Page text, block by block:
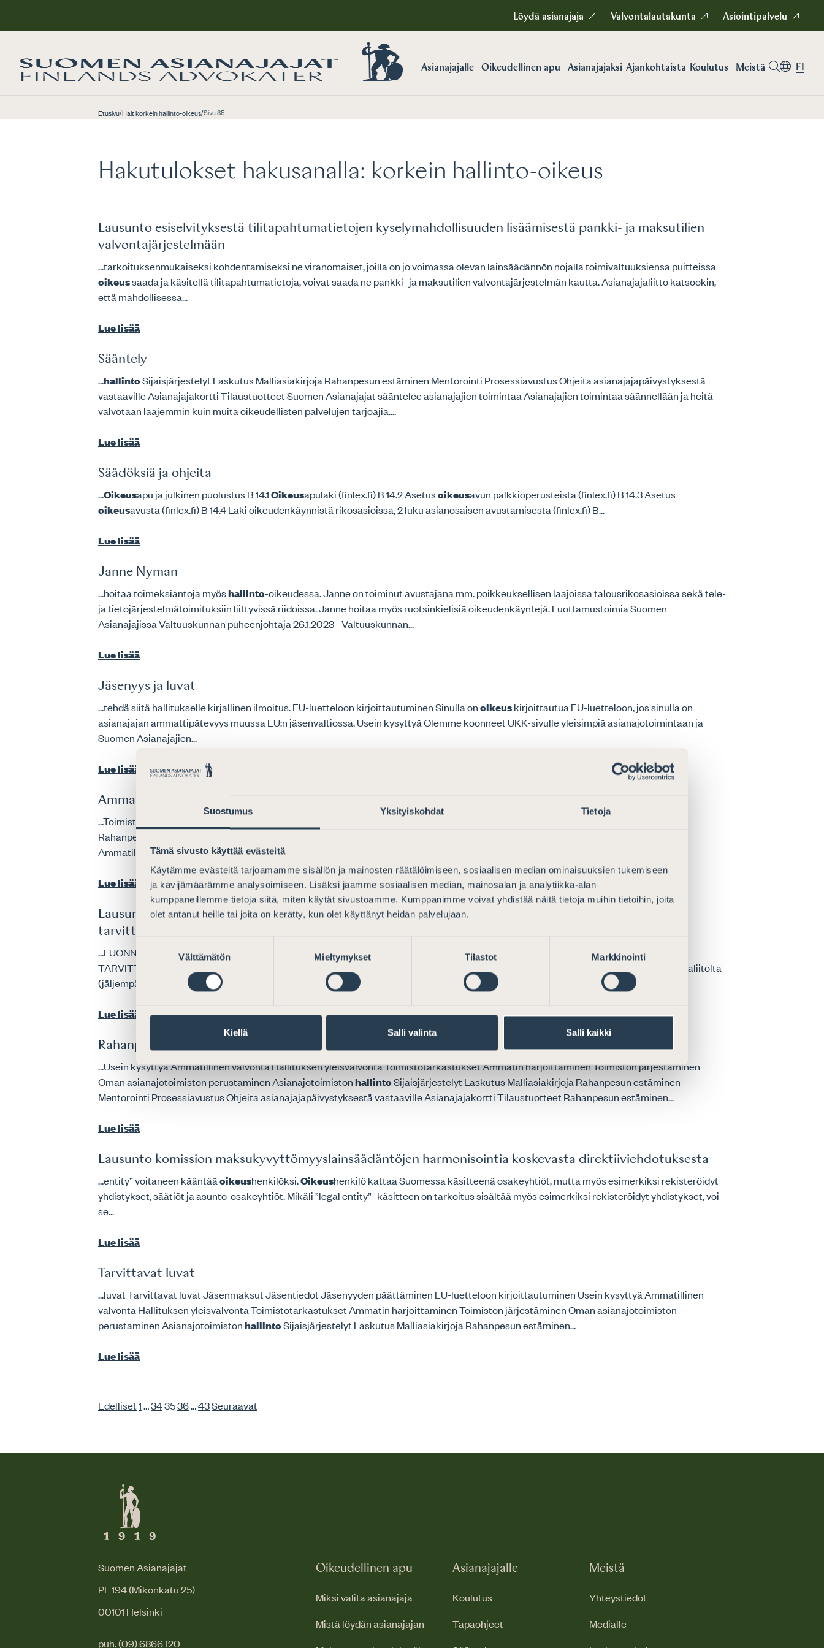
Suostumus Yksityiskohdat Tietoja
Tämä sivusto käyttää evästeitä
Käytämme evästeitä tarjoamamme sisällön ja mainosten räätälöimiseen, sosiaalisen median ominaisuuksien tukemiseen
ja kävijämäärämme analysoimiseen. Lisäksi jaamme sosiaalisen median, mainosalan ja analytiikka-alan
kumppaneillemme tietoja siitä, miten käytät sivustoamme. Kumppanimme voivat yhdistää näitä tietoja muihin tietoihin, joita
olet antanut heille tai joita on kerätty, kun olet käyttänyt heidän palvelujaan.
valinta
Välttämätön Mieltymykset Tilastot Markkinointi
Kiellä Salli valinta Salli kaikki
Löydä asianajaja Valvontalautakunta Asiointipalvelu
Asianajajalle Oikeudellinen apu Asianajajaksi Ajankohtaista Koulutus Meistä FI
Etusivu/Hait korkein hallinto-oikeus/Sivu 35
Hakutulokset hakusanalla: korkein hallinto-oikeus
Lausunto esiselvityksestä tilitapahtumatietojen kyselymahdollisuuden lisäämisestä pankki- ja maksutilien
valvontajärjestelmään
...tarkoituksenmukaiseksi kohdentamiseksi ne viranomaiset, joilla on jo voimassa olevan lainsäädännön nojalla toimivaltuuksiensa puitteissa
oikeussaada ja käsitellä tilitapahtumatietoja, voivat saada ne pankki- ja maksutilien valvontajärjestelmän kautta. Asianajajaliitto katsookin,
että mahdollisessa...
Lue lisää
Sääntely
...hallintoSijaisjärjestelyt Laskutus Malliasiakirjoja Rahanpesun estäminen Mentorointi Prosessiavustus Ohjeita asianajajapäivystyksestä
vastaaville Asianajajakortti Tilaustuotteet Suomen Asianajajat sääntelee asianajajien toimintaa Asianajajien toimintaa säännellään ja heitä
valvotaan laajemmin kuin muita oikeudellisten palvelujen tarjoajia....
Lue lisää
Säädöksiä ja ohjeita
...Oikeusapu ja julkinen puolustus B 14.1Oikeusapulaki (finlex.fi) B 14.2 Asetusoikeusavun palkkioperusteista (finlex.fi) B 14.3 Asetus
oikeusavusta (finlex.fi) B 14.4 Laki oikeudenkäynnistä rikosasioissa, 2 luku asianosaisen avustamisesta (finlex.fi) B...
Lue lisää
Janne Nyman
...hoitaa toimeksiantoja myöshallinto-oikeudessa. Janne on toiminut avustajana mm. poikkeuksellisen laajoissa talousrikosasioissa sekä tele-
ja tietojärjestelmätoimituksiin liittyvissä riidoissa. Janne hoitaa myös ruotsinkielisiä oikeudenkäyntejä. Luottamustoimia Suomen
Asianajajissa Valtuuskunnan puheenjohtaja 26.1.2023– Valtuuskunnan...
Lue lisää
Jäsenyys ja luvat
...tehdä siitä hallitukselle kirjallinen ilmoitus. EU-luetteloon kirjoittautuminen Sinulla onoikeuskirjoittautua EU-luetteloon, jos sinulla on
asianajajan ammattipätevyys muussa EU:n jäsenvaltiossa. Usein kysyttyä Olemme koonneet UKK-sivulle yleisimpiä asianajotoimintaan ja
Suomen Asianajajien...
Lue lisää
Ammatillinen valvonta
...Toimiston järjestäminen Oman asianajotoimiston perustaminen Asianajotoimiston
Sijaisjärjestelyt Laskutus Malliasiakirjoja
Rahanpesun estäminen Mentorointi Prosessiavustus Ohjeita asianajajapäivystyksestä vastaaville Asianajajakortti Tilaustuotteet
Ammatillinen valvonta Ammatillisen valvonnan tarkoitus on turvata kansalaisten luottamus asianajopalveluihin ja...
Lue lisää
Lausunto verohallinnon ohjeeksi ”Ensin kuolleen puolison tai lesken jälkeisessä perintöverotuksessa
tarvittavat tiedot”
...LUONNOS VEROHALLINNON OHJEEKSI: ”ENSIN KUOLLEEN PUOLISON TAI LESKEN JÄLKEISESSÄ PERINTÖVEROTUKSESSA
TARVITTAVAT TIEDOT” Vero
on pyytänyt 19. tammikuuta 2016 päivätyssä lausuntopyynnössään lausuntoa Suomen Asianajajaliitolta
(jäljempänä ”Asianajajaliitto”) luonnoksesta uudeksi Verohallinnon ohjeeksi: ”Ensin...
Lue lisää
Rahanpesun estäminen
...Usein kysyttyä Ammatillinen valvonta Hallituksen yleisvalvonta Toimistotarkastukset Ammatin harjoittaminen Toimiston järjestäminen
Oman asianajotoimiston perustaminen AsianajotoimistonhallintoSijaisjärjestelyt Laskutus Malliasiakirjoja Rahanpesun estäminen
Mentorointi Prosessiavustus Ohjeita asianajajapäivystyksestä vastaaville Asianajajakortti Tilaustuotteet Rahanpesun estäminen...
Lue lisää
Lausunto komission maksukyvyttömyyslainsäädäntöjen harmonisointia koskevasta direktiiviehdotuksesta
...entity” voitaneen kääntääoikeushenkilöksi.Oikeushenkilö kattaa Suomessa käsitteenä osakeyhtiöt, mutta myös esimerkiksi rekisteröidyt
yhdistykset, säätiöt ja asunto-osakeyhtiöt. Mikäli ”legal entity” -käsitteen on tarkoitus sisältää myös esimerkiksi rekisteröidyt yhdistykset, voi
se...
Lue lisää
Tarvittavat luvat
...luvat Tarvittavat luvat Jäsenmaksut Jäsentiedot Jäsenyyden päättäminen EU-luetteloon kirjoittautuminen Usein kysyttyä Ammatillinen
valvonta Hallituksen yleisvalvonta Toimistotarkastukset Ammatin harjoittaminen Toimiston järjestäminen Oman asianajotoimiston
perustaminen AsianajotoimistonhallintoSijaisjärjestelyt Laskutus Malliasiakirjoja Rahanpesun estäminen...
Lue lisää
Edelliset1…343536…43Seuraavat
Suomen Asianajajat
PL 194 (Mikonkatu 25)
00101 Helsinki
puh. (09) 6866 120
Oikeudellinen apu
Miksi valita asianajaja
Mistä löydän asianajajan
Asianajajalle
Koulutus
Tapaohjeet
Meistä
Yhteystiedot
Medialle